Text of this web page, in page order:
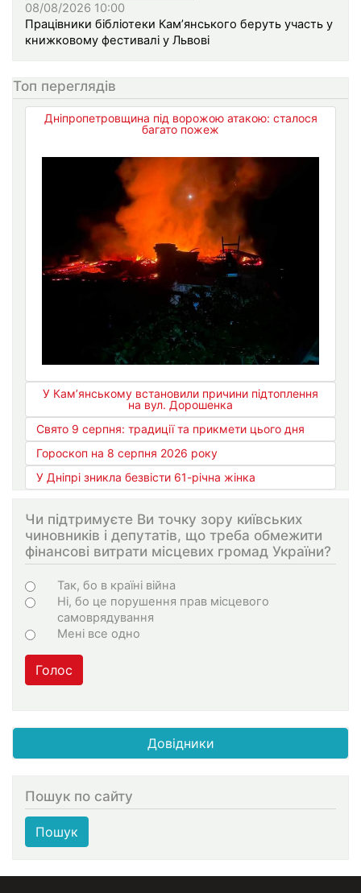
08/08/2026 10:00
Працівники бібліотеки Кам’янського беруть участь у
книжковому фестивалі у Львові
Топ переглядів
Дніпропетровщина під ворожою атакою: сталося
багато пожеж
У Кам’янському встановили причини підтоплення
на вул. Дорошенка
Свято 9 серпня: традиції та прикмети цього дня
Гороскоп на 8 серпня 2026 року
У Дніпрі зникла безвісти 61-річна жінка
Чи підтримуєте Ви точку зору київських
чиновників і депутатів, що треба обмежити
фінансові витрати місцевих громад України?
Варіанти
Так, бо в країні війна
Ні, бо це порушення прав місцевого
самоврядування
Мені все одно
Голос
Довідники
Пошук по сайту
Пошук